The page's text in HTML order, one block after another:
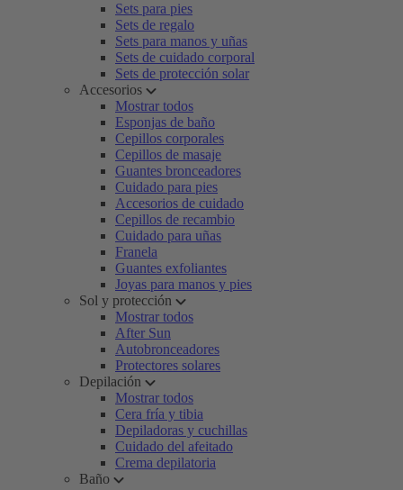
Sets para pies
Sets de regalo
Sets para manos y uñas
Sets de cuidado corporal
Sets de protección solar
Accesorios
Mostrar todos
Esponjas de baño
Cepillos corporales
Cepillos de masaje
Guantes bronceadores
Cuidado para pies
Accesorios de cuidado
Cepillos de recambio
Cuidado para uñas
Franela
Guantes exfoliantes
Joyas para manos y pies
Sol y protección
Mostrar todos
After Sun
Autobronceadores
Protectores solares
Depilación
Mostrar todos
Cera fría y tibia
Depiladoras y cuchillas
Cuidado del afeitado
Crema depilatoria
Baño